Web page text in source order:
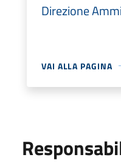
Direzione
VAI ALLA PAGINA